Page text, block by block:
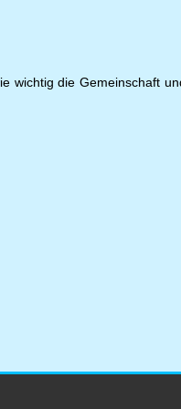
wichtig die Gemeinschaft